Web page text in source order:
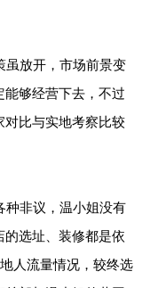
放开，市场前景变
够经营下去，不过
对比与实地考察比较
非议，温小姐没有
选址、装修都是依
人流量情况，较终选